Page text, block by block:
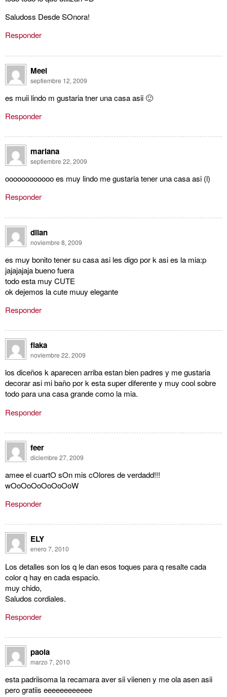
Saludoss Desde SOnora!
Responder
Meel
septiembre 12, 2009
es muii lindo m gustaria tner una casa asii 🙂
Responder
mariana
septiembre 22, 2009
oooooooooooo es muy lindo me gustaria tener una casa asi (l)
Responder
dilan
noviembre 8, 2009
es muy bonito tener su casa asi les digo por k asi es la mia:p
jajajajaja bueno fuera
todo esta muy CUTE
ok dejemos la cute muuy elegante
Responder
flaka
noviembre 22, 2009
los diceños k aparecen arriba estan bien padres y me gustaria
decorar asi mi baño por k esta super diferente y muy cool sobre
todo para una casa grande como la mia.
Responder
feer
diciembre 27, 2009
amee el cuartO sOn mis cOlores de verdadd!!!
wOoOoOoOoOoOoW
Responder
ELY
enero 7, 2010
Los detalles son los q le dan esos toques para q resalte cada
color q hay en cada espacio.
muy chido,
Saludos cordiales.
Responder
paola
marzo 7, 2010
esta padriisoma la recamara aver sii viienen y me ola asen asii
pero gratiis eeeeeeeeeeee